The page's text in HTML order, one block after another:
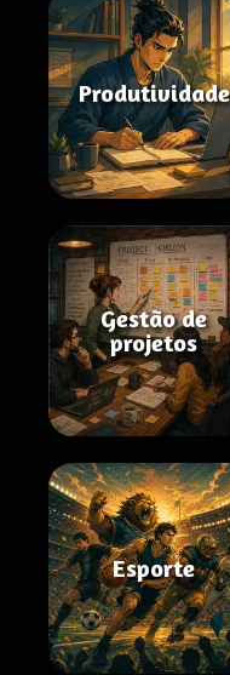
Produtividade
Gestão de
projetos
Esporte